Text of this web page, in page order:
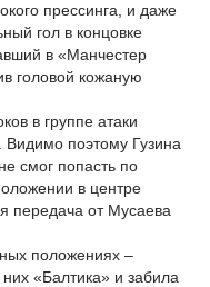
прессинга, и даже
гол в концовке
в «Манчестер
головой кожаную
в группе атаки
Видимо поэтому Гузина
смог попасть по
в центре
передача от Мусаева
положениях –
«Балтика» и забила